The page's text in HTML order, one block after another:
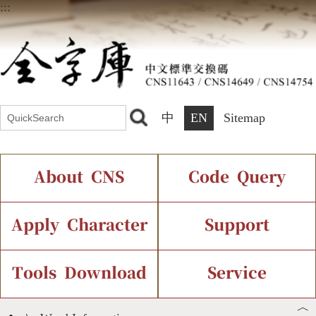
:::
中 EN Sitemap
About CNS
Introduction Current Status
Chinese Code Status
Code Query
IDS Query
Components Query
Apply Character
Application Process
Support
Font Instant Display
Tools Download Service
︿